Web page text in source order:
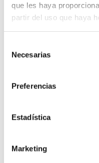
que les haya
partir del uso que haya
Necesarias
Preferencias
Estadística
Marketing
Les utilisateurs peuvent
cookies installés sur leur
liens vers des
Google Chrome
Safari
5. Mise à jour de
de cookies